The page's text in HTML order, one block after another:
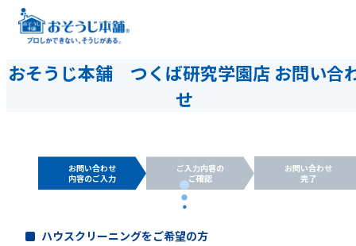
おそうじ本舗 つくば研究学園店 お問い合
せ
お問い合わせ
内容のご入力
ご入力内容の
ご確認
お問い合わせ
完了
ハウスクリーニングをご希望の方